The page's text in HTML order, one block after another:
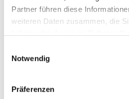
Partner führen diese
weiteren Daten zusammen, die
Notwendig
Präferenzen